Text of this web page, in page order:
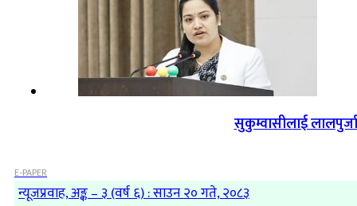
सुकुम्वासीलाई
E-PAPER
न्यूजप्रवाह, अङ्क – ३ (वर्ष ६) : साउन २० गते, २०८३